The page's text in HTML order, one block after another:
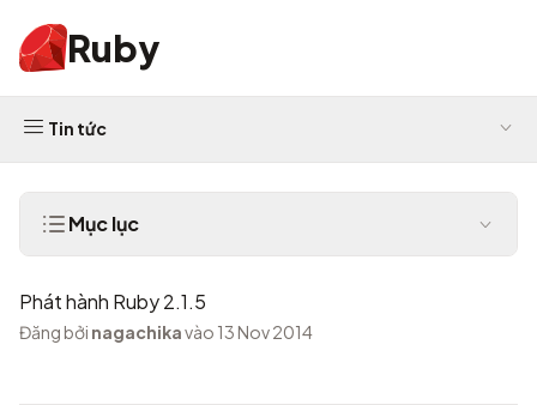
Ruby
Tin tức
Mục lục
Phát hành Ruby 2.1.5
Đăng bởi nagachikavào 13 Nov 2014